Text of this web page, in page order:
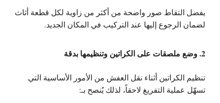
يفضل التقاط صور واضحة من أكثر من زاوية لكل قطعة أثاث
لضمان الرجوع إليها عند التركيب في المكان الجديد.
2. وضع ملصقات على الكراتين وتنظيمها بدقة
تنظيم الكراتين أثناء نقل العفش من الأمور الأساسية التي
تسهّل عملية التفريغ لاحقاً، لذلك يُنصح بـ: